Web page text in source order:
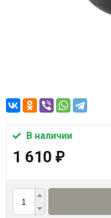
В наличии
1 610 ₽